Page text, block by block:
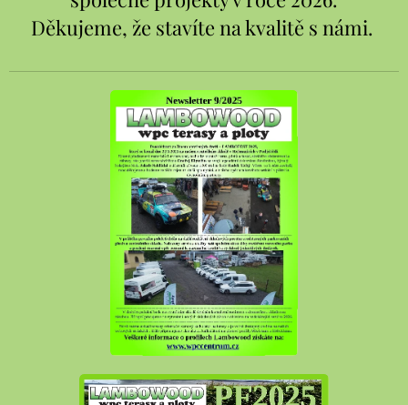
Děkujeme, že stavíte na kvalitě s námi.